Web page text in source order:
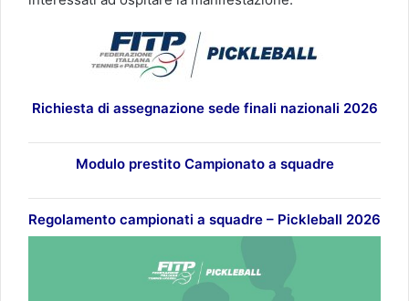
Richiesta di assegnazione sede finali nazionali 2026
Modulo prestito Campionato a squadre
Regolamento campionati a squadre – Pickleball 2026